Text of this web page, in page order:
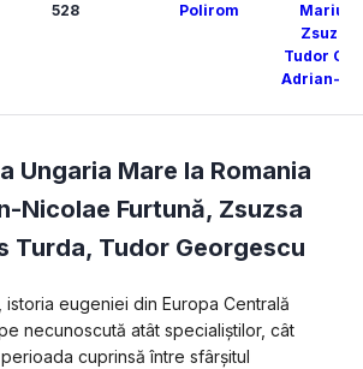
528 Polirom
Marius
Zsuzsa
Tudor
Adrian-
Ungaria Mare la Romania
Nicolae Furtună, Zsuzsa
Turda, Tudor Georgescu
eugeniei din Europa Centrală
necunoscută atât specialiștilor, cât
cuprinsă între sfârșitul